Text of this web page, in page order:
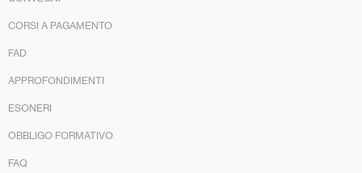
CORSI A PAGAMENTO
FAD
APPROFONDIMENTI
ESONERI
OBBLIGO FORMATIVO
FAQ